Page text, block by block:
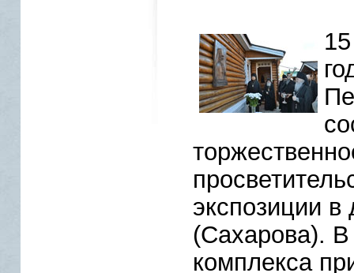
экспозиции
(Сахарова).
комплекса